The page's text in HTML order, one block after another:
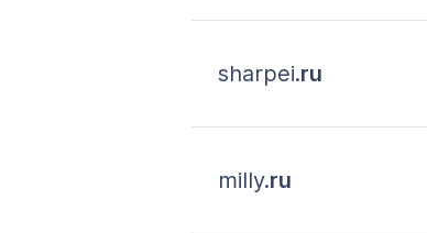
sharpei.ru
milly.ru